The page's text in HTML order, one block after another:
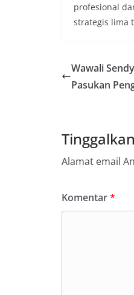
profesional
strategis lima
Wawali
Pasukan
Alamat email
Komentar*